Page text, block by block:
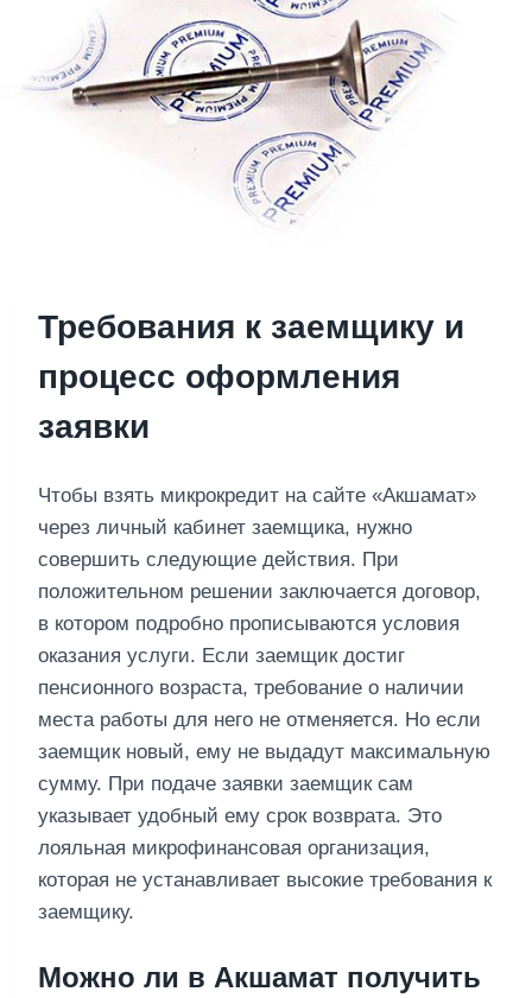
Требования к заемщику и
процесс оформления
заявки
Чтобы взять микрокредит на сайте «Акшамат»
через личный кабинет заемщика, нужно
совершить следующие действия. При
положительном решении заключается договор,
в котором подробно прописываются условия
оказания услуги. Если заемщик достиг
пенсионного возраста, требование о наличии
места работы для него не отменяется. Но если
заемщик новый, ему не выдадут максимальную
сумму. При подаче заявки заемщик сам
указывает удобный ему срок возврата. Это
лояльная микрофинансовая организация,
которая не устанавливает высокие требования к
заемщику.
Можно ли в Акшамат получить